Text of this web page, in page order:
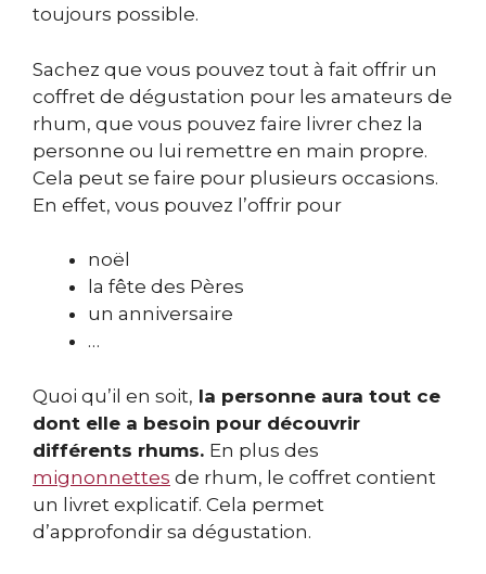
toujours possible.
Sachez que vous pouvez tout à fait offrir un
coffret de dégustation pour les amateurs de
rhum, que vous pouvez faire livrer chez la
personne ou lui remettre en main propre.
Cela peut se faire pour plusieurs occasions.
En effet, vous pouvez l’offrir pour
noël
la fête des Pères
un anniversaire
…
Quoi qu’il en soit, la personne aura tout ce
dont elle a besoin pour découvrir
différents rhums. En plus des
mignonnettes de rhum, le coffret contient
un livret explicatif. Cela permet
d’approfondir sa dégustation.